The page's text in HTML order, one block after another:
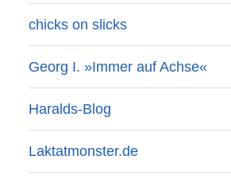
chicks on slicks
Georg I. »Immer auf Achse«
Haralds-Blog
Laktatmonster.de